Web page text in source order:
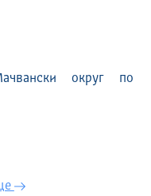
округ по